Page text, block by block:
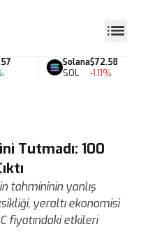
Solana
SOL
$72.58
-1.11%
Tutmadı: 100
tahmininin yanlış
yeraltı ekonomisi
fiyatındaki etkileri